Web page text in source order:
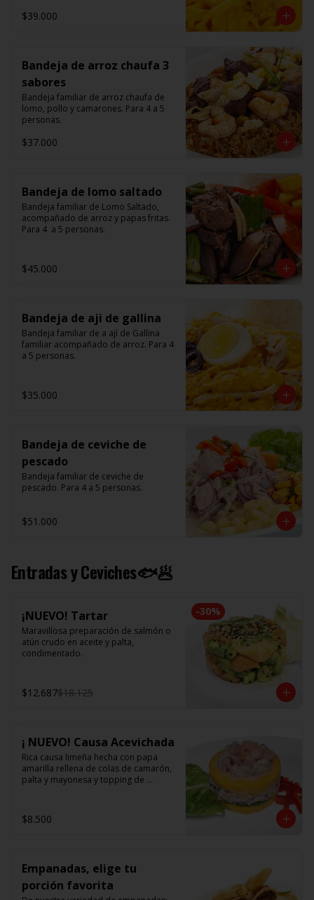
$39.000
Bandeja de arroz chaufa 3
sabores
Bandeja familiar de arroz chaufa de
lomo, pollo y camarones. Para 4 a 5
personas.
$37.000
Bandeja de lomo saltado
Bandeja familiar de Lomo Saltado,
acompañado de arroz y papas fritas.
Para 4  a 5 personas.
$45.000
Bandeja de aji de gallina
Bandeja familiar de a ají de Gallina
familiar acompañado de arroz. Para 4
a 5 personas.
$35.000
Bandeja de ceviche de
pescado
Bandeja familiar de ceviche de
pescado. Para 4 a 5 personas.
$51.000
Entradas y Ceviches🐟🥟
-30%
¡NUEVO! Tartar
Maravillosa preparación de salmón o
atún crudo en aceite y palta,
condimentado.
$12.687$18.125
¡ NUEVO! Causa Acevichada
Rica causa limeña hecha con papa
amarilla rellena de colas de camarón,
palta y mayonesa y topping de
$8.500
Empanadas, elige tu
porción favorita